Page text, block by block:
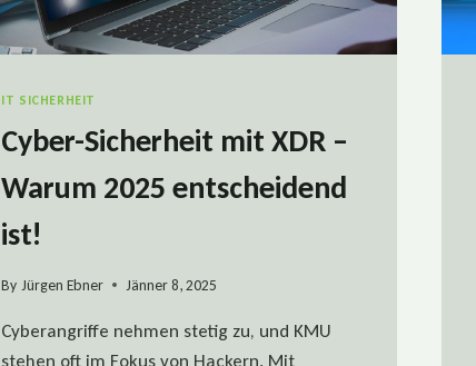
IT SICHERHEIT
Cyber-Sicherheit mit XDR –
Warum 2025 entscheidend
ist!
By Jürgen Ebner Jänner 8, 2025
Cyberangriffe nehmen stetig zu, und KMU
stehen oft im Fokus von Hackern. Mit